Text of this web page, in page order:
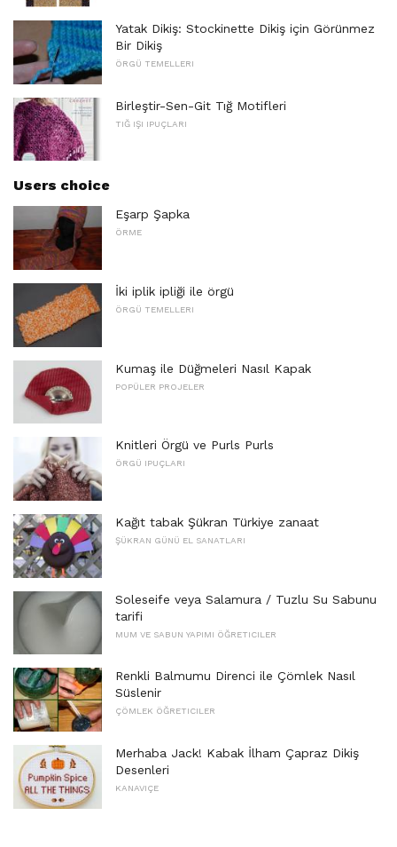
Yatak Dikiş: Stockinette Dikiş için Görünmez
Bir Dikiş
ÖRGÜ TEMELLERI
Birleştir-Sen-Git Tığ Motifleri
TIĞ IŞI IPUÇLARI
Users choice
Eşarp Şapka
ÖRME
İki iplik ipliği ile örgü
ÖRGÜ TEMELLERI
Kumaş ile Düğmeleri Nasıl Kapak
POPÜLER PROJELER
Knitleri Örgü ve Purls Purls
ÖRGÜ IPUÇLARI
Kağıt tabak Şükran Türkiye zanaat
ŞÜKRAN GÜNÜ EL SANATLARI
Soleseife veya Salamura / Tuzlu Su Sabunu
tarifi
MUM VE SABUN YAPIMI ÖĞRETICILER
Renkli Balmumu Direnci ile Çömlek Nasıl
Süslenir
ÇÖMLEK ÖĞRETICILER
Merhaba Jack! Kabak İlham Çapraz Dikiş
Desenleri
KANAVIÇE